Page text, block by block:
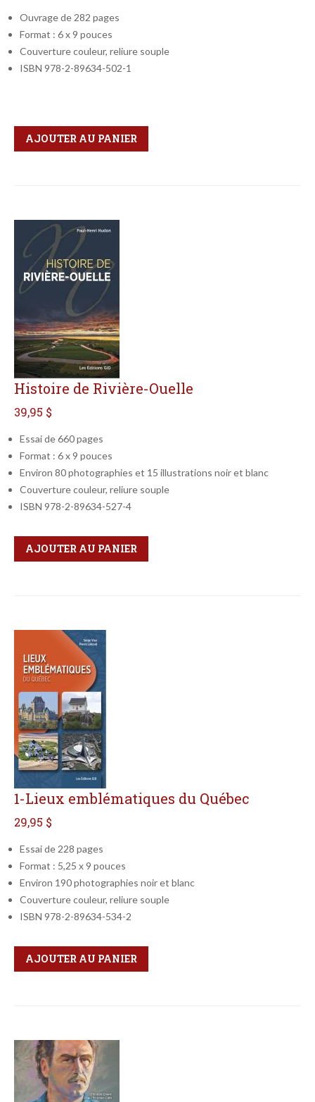
Ouvrage de 282 pages
Format : 6 x 9 pouces
Couverture couleur, reliure souple
ISBN 978-2-89634-502-1
Qté
Format
AJOUTER AU PANIER
Histoire de Rivière-Ouelle
39,95 $
Essai de 660 pages
Format : 6 x 9 pouces
Environ 80 photographies et 15 illustrations noir et blanc
Couverture couleur, reliure souple
ISBN 978-2-89634-527-4
Qté
Format
AJOUTER AU PANIER
1-Lieux emblématiques du Québec
29,95 $
Essai de 228 pages
Format : 5,25 x 9 pouces
Environ 190 photographies noir et blanc
Couverture couleur, reliure souple
ISBN 978-2-89634-534-2
Qté
Format
AJOUTER AU PANIER